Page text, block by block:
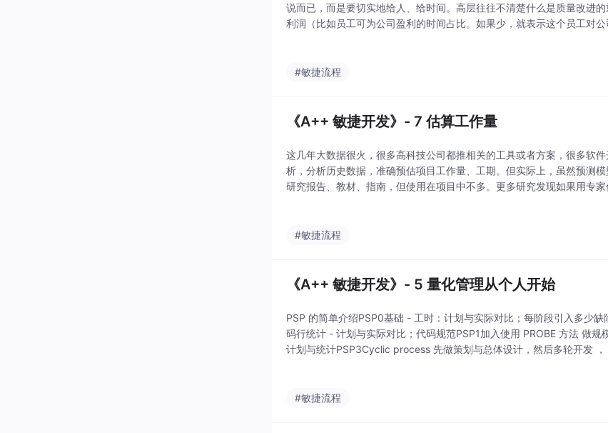
说而已，而是要切实地给人、给时间。高层往往不清楚什么是质量改进的
利润（比如员工可为公司盈利的时间占比。如果少，就表示这个员工对
#敏捷流程
《A++ 敏捷开发》- 7 估算工作量
这几年大数据很火，很多高科技公司都推相关的工具或者方案，很多软
析，分析历史数据，准确预估项目工作量、工期。但实际上，虽然预测
研究报告、教材、指南，但使用在项目中不多。更多研究发现如果用专
#敏捷流程
《A++ 敏捷开发》- 5 量化管理从个人开始
PSP 的简单介绍PSP0基础 - 工时：计划与实际对比；每阶段引入多少
码行统计 - 计划与实际对比；代码规范PSP1加入使用 PROBE 方法 做规
计划与统计PSP3Cyclic process 先做策划与总体设计，然后多轮开发 ，
#敏捷流程